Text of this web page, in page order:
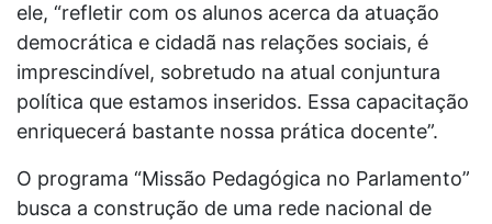
ele, “refletir com os alunos acerca da atuação
democrática e cidadã nas relações sociais, é
imprescindível, sobretudo na atual conjuntura
política que estamos inseridos. Essa capacitação
enriquecerá bastante nossa prática docente”.
O programa “Missão Pedagógica no Parlamento”
busca a construção de uma rede nacional de